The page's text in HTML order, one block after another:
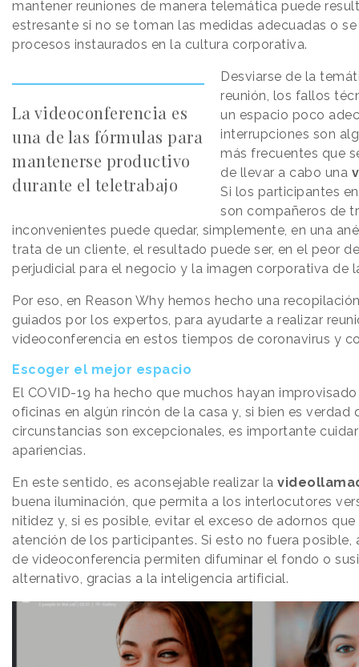
mantener reuniones de manera telemática puede
estresante si no se toman las medidas adecuadas o
procesos instaurados en la cultura corporativa.
La videoconferencia es
una de las fórmulas para
mantenerse productivo
durante el teletrabajo
Desviarse de la
reunión, los fallos
un espacio poco
interrupciones son
más frecuentes que
de llevar a cabo una
Si los participantes
son compañeros de
inconvenientes puede quedar, simplemente, en una
trata de un cliente, el resultado puede ser, en el peor
perjudicial para el negocio y la imagen corporativa de
Por eso, en Reason Why hemos hecho una
guiados por los expertos, para ayudarte a realizar
videoconferencia en estos tiempos de coronavirus y
Escoger el mejor espacio
El COVID-19 ha hecho que muchos hayan
oficinas en algún rincón de la casa y, si bien es verdad
circunstancias son excepcionales, es importante
apariencias.
En este sentido, es aconsejable realizar la
buena iluminación, que permita a los interlocutores
nitidez y, si es posible, evitar el exceso de adornos
atención de los participantes. Si esto no fuera posible,
de videoconferencia permiten difuminar el fondo o
alternativo, gracias a la inteligencia artificial.